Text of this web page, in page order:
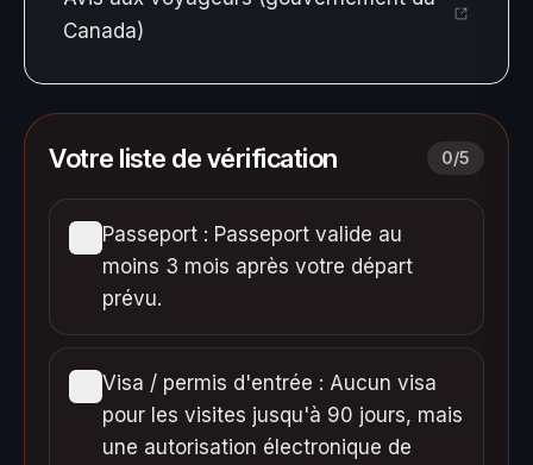
Canada)
Votre liste de vérification 0/5
Passeport : Passeport valide au
moins 3 mois après votre départ
prévu.
Visa / permis d'entrée : Aucun visa
pour les visites jusqu'à 90 jours, mais
une autorisation électronique de